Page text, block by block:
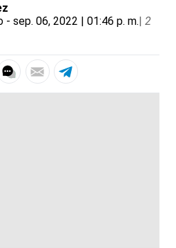
- sep. 06, 2022 | 01:46 p. m.| 2